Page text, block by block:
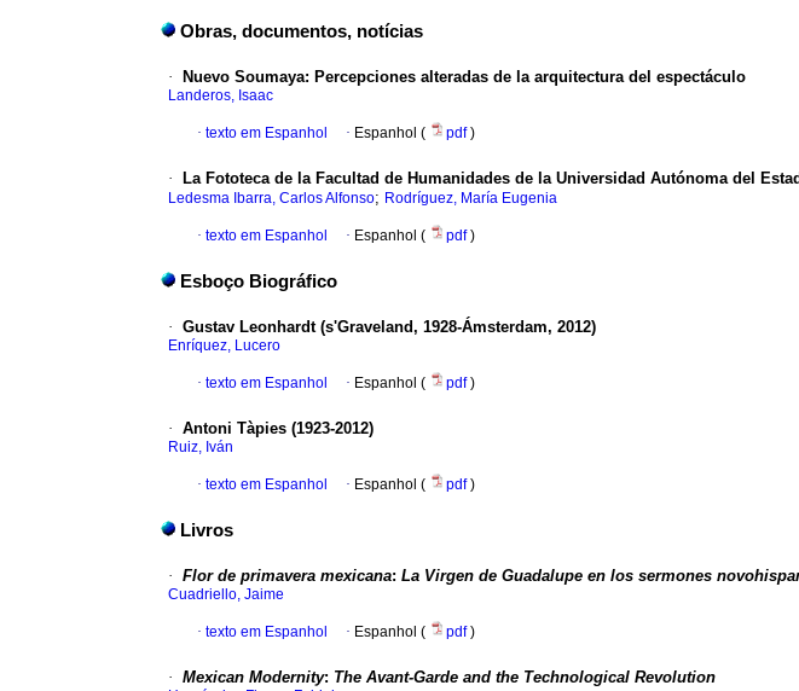
Obras, documentos, notícias
· Nuevo Soumaya: Percepciones alteradas de la arquitectura del espectáculo
Landeros, Isaac
· texto em Espanhol · Espanhol ( pdf)
· La Fototeca de la Facultad de Humanidades de la Universidad Autónoma del
Ledesma Ibarra, Carlos Alfonso; Rodríguez, María Eugenia
· texto em Espanhol · Espanhol ( pdf)
Esboço Biográfico
· Gustav Leonhardt (s'Graveland, 1928-Ámsterdam, 2012)
Enríquez, Lucero
· texto em Espanhol · Espanhol ( pdf)
· Antoni Tàpies (1923-2012)
Ruiz, Iván
· texto em Espanhol · Espanhol ( pdf)
Livros
· Flor de primavera mexicana: La Virgen de Guadalupe en los sermones
Cuadriello, Jaime
· texto em Espanhol · Espanhol ( pdf)
· Mexican Modernity: The Avant-Garde and the Technological Revolution